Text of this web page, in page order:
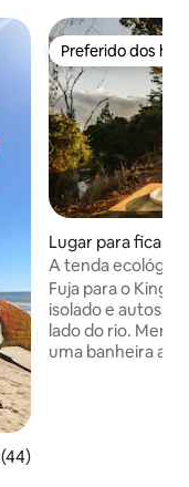
uma avaliação média
Preferido dos
Preferido dos
Lugar para ficar ⋅
he
A tenda
experiência de
Fuja para o
isolado e
lado do rio.
uma banheira